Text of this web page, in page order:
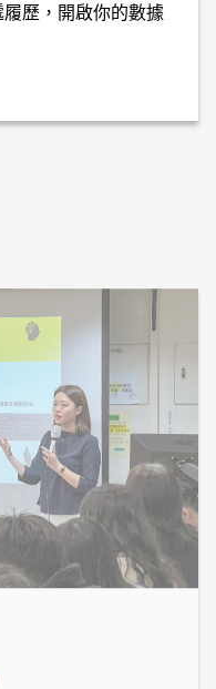
歷，開啟你的數據
週：揭秘
勝關鍵，尋